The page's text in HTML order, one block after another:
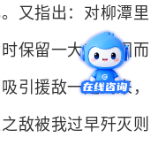
又指出：对柳潭里
保留一大部，围而
引援敌一定到来，
敌被我过早歼灭则